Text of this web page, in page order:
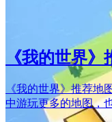
《我的世界
《我的世界》推荐地
中游玩更多的地图，